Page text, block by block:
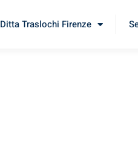
Ditta Traslochi Firenze